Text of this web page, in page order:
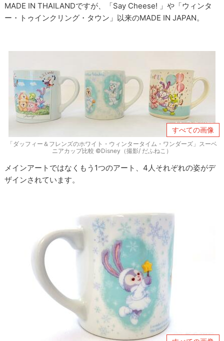
MADE IN THAILANDですが、「Say Cheese! 」や「ウィンタ
ー・トゥインクリング・タウン」以来のMADE IN JAPAN。
すべての画像
「ダッフィー＆フレンズのホワイト・ウィンタータイム・ワンダーズ」スーベ
ニアカップ比較 ©Disney（撮影/ だふねこ）
メインアートではなくもう1つのアート、4人それぞれの姿がデ
ザインされています。